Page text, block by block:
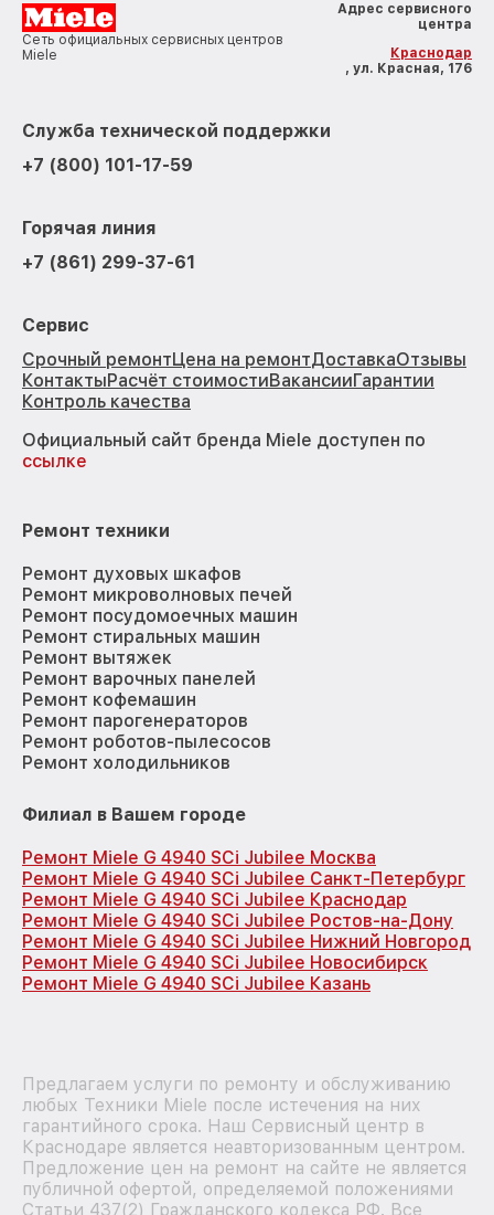
Сеть официальных сервисных центров
Miele
Адрес сервисного
центра
Краснодар
, ул. Красная, 176
Служба технической поддержки
+7 (800) 101-17-59
Горячая линия
+7 (861) 299-37-61
Сервис
Срочный ремонтЦена на ремонтДоставкаОтзывы
КонтактыРасчёт стоимостиВакансииГарантии
Контроль качества
Официальный сайт бренда Miele доступен по
ссылке
Ремонт техники
Ремонт духовых шкафов
Ремонт микроволновых печей
Ремонт посудомоечных машин
Ремонт стиральных машин
Ремонт вытяжек
Ремонт варочных панелей
Ремонт кофемашин
Ремонт парогенераторов
Ремонт роботов-пылесосов
Ремонт холодильников
Филиал в Вашем городе
Ремонт Miele G 4940 SCi Jubilee Москва
Ремонт Miele G 4940 SCi Jubilee Санкт-Петербург
Ремонт Miele G 4940 SCi Jubilee Краснодар
Ремонт Miele G 4940 SCi Jubilee Ростов-на-Дону
Ремонт Miele G 4940 SCi Jubilee Нижний Новгород
Ремонт Miele G 4940 SCi Jubilee Новосибирск
Ремонт Miele G 4940 SCi Jubilee Казань
Предлагаем услуги по ремонту и обслуживанию
любых Техники Miele после истечения на них
гарантийного срока. Наш Сервисный центр в
Краснодаре является неавторизованным центром.
Предложение цен на ремонт на сайте не является
публичной офертой, определяемой положениями
Статьи 437(2) Гражданского кодекса РФ. Все